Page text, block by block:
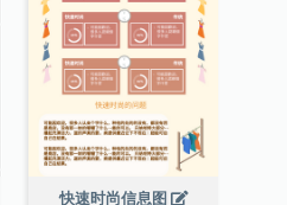
快速时尚信息图